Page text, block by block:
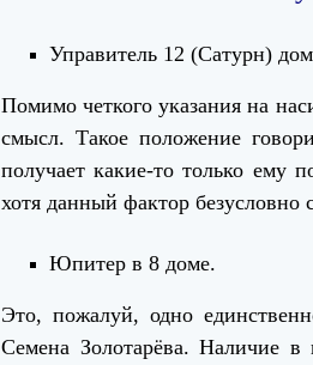
Управитель 12 (Сатурн)
Помимо четкого указания на
смысл. Такое положение
получает какие-то только ему
хотя данный фактор
Юпитер в 8 доме.
Это, пожалуй, одно
Семена Золотарёва. Наличие в